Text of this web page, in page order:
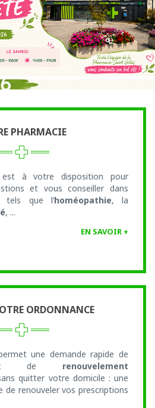
PHARMACIE
est à votre disposition pour
et vous conseiller dans
tels que l’homéopathie, la
, ...
EN SAVOIR +
ORDONNANCE
une demande rapide de
de renouvelement
quitter votre domicile : une
de renouveler vos prescriptions